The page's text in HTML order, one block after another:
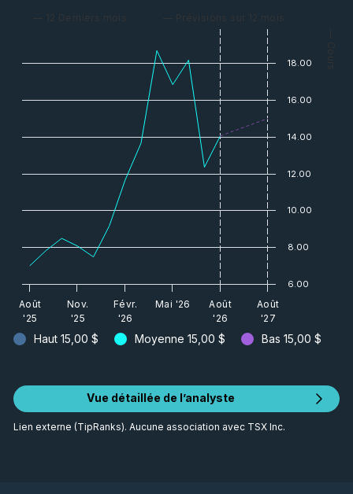
Haut 15,00 $ Moyenne 15,00 $ Bas 15,00 $
— 12 Derniers mois — Prévisions sur 12 mois
— Cours
Août
'25
Nov.
'25
Févr.
'26
Mai '26
Août
'26
Août
'27
6.00
8.00
10.00
12.00
14.00
16.00
18.00
Vue détaillée de l’analyste
Lien externe (TipRanks). Aucune association avec TSX Inc.